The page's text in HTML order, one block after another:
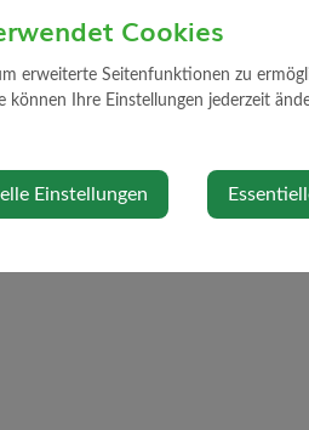
3314
Cookies
erweiterte Seitenfunktionen zu
können Ihre Einstellungen jederzeit
Einstellungen